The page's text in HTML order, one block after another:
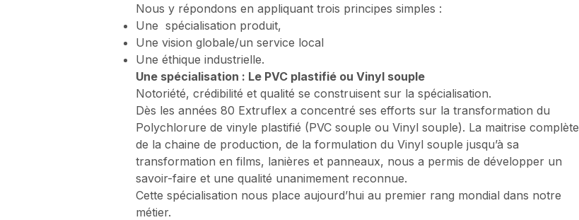
Nous y répondons en appliquant trois principes simples :
Une spécialisation produit,
Une vision globale/un service local
Une éthique industrielle.
Une spécialisation : Le PVC plastifié ou Vinyl souple
Notoriété, crédibilité et qualité se construisent sur la spécialisation.
Dès les années 80 Extruflex a concentré ses efforts sur la transformation du
Polychlorure de vinyle plastifié (PVC souple ou Vinyl souple). La maitrise complète
de la chaine de production, de la formulation du Vinyl souple jusqu’à sa
transformation en films, lanières et panneaux, nous a permis de développer un
savoir-faire et une qualité unanimement reconnue.
Cette spécialisation nous place aujourd’hui au premier rang mondial dans notre
métier.